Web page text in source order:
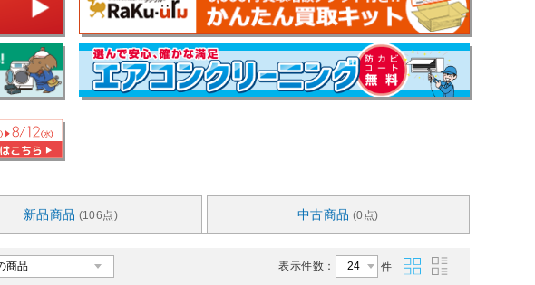
新品商品 (106点) 中古商品 (0点)
表示件数： 件